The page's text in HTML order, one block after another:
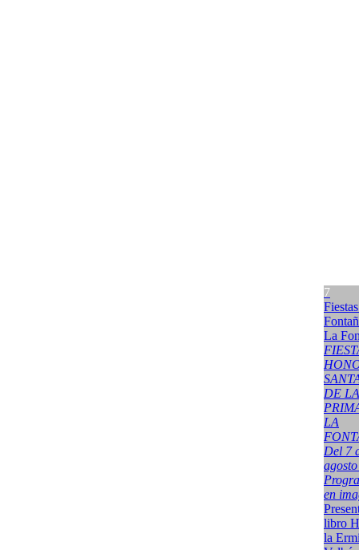
7
La
DE LA
LA
Del 7
en
libro
la